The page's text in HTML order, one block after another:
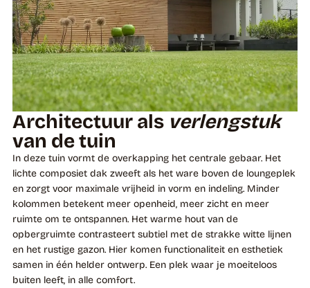
Architectuur alsverlengstuk
van de tuin
In deze tuin vormt de overkapping het centrale gebaar. Het
lichte composiet dak zweeft als het ware boven de loungeplek
en zorgt voor maximale vrijheid in vorm en indeling. Minder
kolommen betekent meer openheid, meer zicht en meer
ruimte om te ontspannen. Het warme hout van de
opbergruimte contrasteert subtiel met de strakke witte lijnen
en het rustige gazon. Hier komen functionaliteit en esthetiek
samen in één helder ontwerp. Een plek waar je moeiteloos
buiten leeft, in alle comfort.